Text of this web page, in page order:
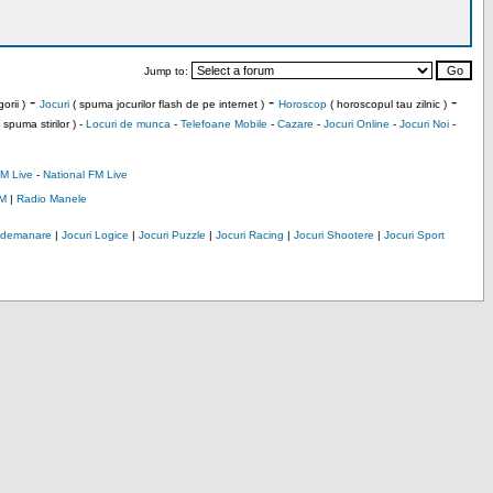
Jump to:
)- Jocuri( spuma jocurilor flash de pe internet )- Horoscop( horoscopul tau zilnic )-
stirilor ) - Locuri de munca - Telefoane Mobile - Cazare - Jocuri Online - Jocuri Noi-
Live - National FM Live
| Radio Manele
| Jocuri Logice | Jocuri Puzzle | Jocuri Racing | Jocuri Shootere | Jocuri Sport